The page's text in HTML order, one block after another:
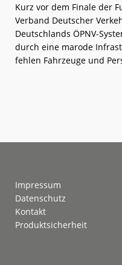
Kurz vor dem Finale der
Verband Deutscher
Deutschlands ÖPNV-
durch eine marode
fehlen Fahrzeuge und
Impressum
Datenschutz
Kontakt
Produktsicherheit